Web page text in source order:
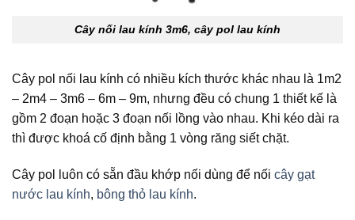
Cây nối lau kính 3m6, cây pol lau kính
Cây pol nối lau kính có nhiều kích thước khác nhau là 1m2
– 2m4 – 3m6 – 6m – 9m, nhưng đều có chung 1 thiết kế là
gồm 2 đoạn hoặc 3 đoạn nối lồng vào nhau. Khi kéo dài ra
thì được khoá cố định bằng 1 vòng răng siết chặt.
Cây pol luôn có sẵn đầu khớp nối dùng để nối cây gạt
nước lau kính, bông thỏ lau kính.